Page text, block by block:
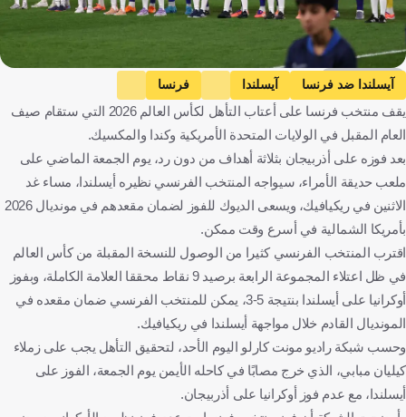
Getty Images
آيسلندا ضد فرنسا آيسلندا
فرنسا
التصفيات المؤهلة لكأس العالم - أوروبا
آيسلندا فرنسا كرة قدم
يقف منتخب فرنسا على أعتاب التأهل لكأس العالم 2026 التي ستقام صيف
العام المقبل في الولايات المتحدة الأمريكية وكندا والمكسيك.
بعد فوزه على أذربيجان بثلاثة أهداف من دون رد، يوم الجمعة الماضي على
ملعب حديقة الأمراء، سيواجه المنتخب الفرنسي نظيره أيسلندا، مساء غد
الاثنين في ريكيافيك، ويسعى الديوك للفوز لضمان مقعدهم في مونديال 2026
بأمريكا الشمالية في أسرع وقت ممكن.
اقترب المنتخب الفرنسي كثيرا من الوصول للنسخة المقبلة من كأس العالم
في ظل اعتلاء المجموعة الرابعة برصيد 9 نقاط محققا العلامة الكاملة، وبفوز
أوكرانيا على أيسلندا بنتيجة 5-3، يمكن للمنتخب الفرنسي ضمان مقعده في
المونديال القادم خلال مواجهة أيسلندا في ريكيافيك.
وحسب شبكة راديو مونت كارلو اليوم الأحد، لتحقيق التأهل يجب على زملاء
كيليان مبابي، الذي خرج مصابًا في كاحله الأيمن يوم الجمعة، الفوز على
أيسلندا، مع عدم فوز أوكرانيا على أذربيجان.